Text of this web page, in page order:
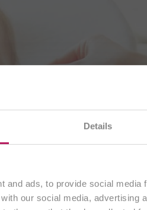
Details
and ads, to provide social
our social media, advertising
unsere deutsche Website
an Kunden aus
Fortfahren